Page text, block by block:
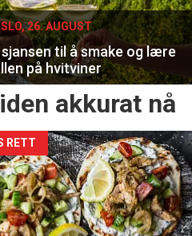
26. AUGUST
til å smake og lære
på hvitviner
akkurat nå
RETT